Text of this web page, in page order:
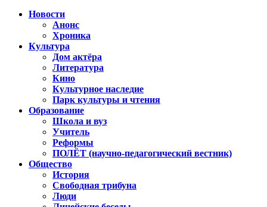
Новости
Анонс
Хроника
Культура
Дом актёра
Литература
Кино
Культурное наследие
Парк культуры и чтения
Образование
Школа и вуз
Учитель
Реформы
ПОЛЁТ (научно-педагогический вестник)
Общество
История
Свободная трибуна
Люди